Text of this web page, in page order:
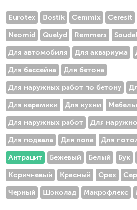
Eurotex Bostik Cemmix Ceresit
Neomid Quelyd Remmers Soudal
Для автомобиля Для аквариума
Для бассейна Для бетона
Для наружных работ по бетону
Для керамики Для кухни
Для наружных работ Для
Для подвала Для пола Для
Антрацит Бежевый Белый Бук
Коричневый Красный Орех
Черный Шоколад Макрофлекс